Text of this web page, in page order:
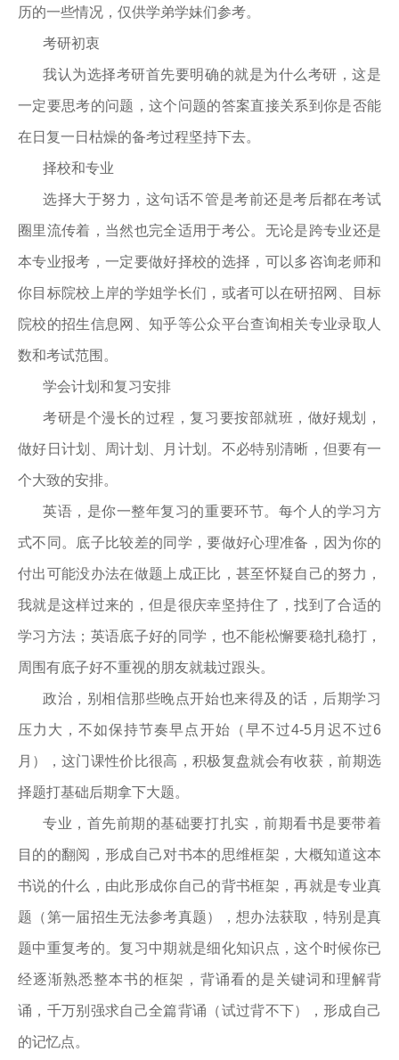
历的一些情况，仅供学弟学妹们参考。
考研初衷
我认为选择考研首先要明确的就是为什么考研，这是
一定要思考的问题，这个问题的答案直接关系到你是否能
在日复一日枯燥的备考过程坚持下去。
择校和专业
选择大于努力，这句话不管是考前还是考后都在考试
圈里流传着，当然也完全适用于考公。无论是跨专业还是
本专业报考，一定要做好择校的选择，可以多咨询老师和
你目标院校上岸的学姐学长们，或者可以在研招网、目标
院校的招生信息网、知乎等公众平台查询相关专业录取人
数和考试范围。
学会计划和复习安排
考研是个漫长的过程，复习要按部就班，做好规划，
做好日计划、周计划、月计划。不必特别清晰，但要有一
个大致的安排。
英语，是你一整年复习的重要环节。每个人的学习方
式不同。底子比较差的同学，要做好心理准备，因为你的
付出可能没办法在做题上成正比，甚至怀疑自己的努力，
我就是这样过来的，但是很庆幸坚持住了，找到了合适的
学习方法；英语底子好的同学，也不能松懈要稳扎稳打，
周围有底子好不重视的朋友就栽过跟头。
政治，别相信那些晚点开始也来得及的话，后期学习
压力大，不如保持节奏早点开始（早不过4-5月迟不过6
月），这门课性价比很高，积极复盘就会有收获，前期选
择题打基础后期拿下大题。
专业，首先前期的基础要打扎实，前期看书是要带着
目的的翻阅，形成自己对书本的思维框架，大概知道这本
书说的什么，由此形成你自己的背书框架，再就是专业真
题（第一届招生无法参考真题），想办法获取，特别是真
题中重复考的。复习中期就是细化知识点，这个时候你已
经逐渐熟悉整本书的框架，背诵看的是关键词和理解背
诵，千万别强求自己全篇背诵（试过背不下），形成自己
的记忆点。